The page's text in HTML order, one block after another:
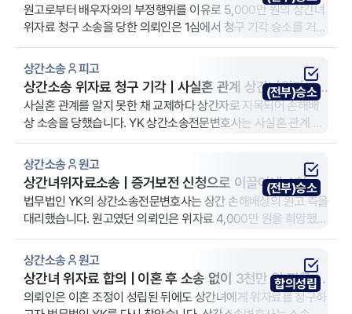
구 방어 사례
원고로부터 배우자와의 부정행위를 이유로 5,000만 원의 상간녀
위자료 청구 소송을 당한 의뢰인은 1심에서 청구 기각 승소를 거뒀
습니다. 원고가 항소를 제기하자 YK 상간소송전문변호사는 증거
부족과 법리적 반박으로 항소를 기각하고 1심 판결을 확정했습니
다.
상간소송 피고
상간소송 위자료 청구 기각 | 사실혼 관계 상간녀위자료
전부 기각 사례
사실혼 관계를 알지 못한 채 교제하다 상간자로 지목되어 손해배
상 소송을 당했습니다. YK 상간소송전문변호사는 사실혼 관계 인
지 여부와 고의·과실 입증 부족을 중심으로 방어하여, 원고의 상간
소송 위자료 청구가 전부 기각되었습니다.
(전부)승소
상간소송 원고
상간녀위자료소송 | 증거보전 신청으로 이끌어낸 4천만
원 전액 인용 사례
법무법인 YK의 상간소송전문변호사는 상간 손해배상의 원고 측을
대리했습니다. 원고였던 의뢰인은 위자료 4,000만 원을 희망했고
전액 인정되었습니다.
(전부)승소
상간소송 원고
상간녀 위자료 합의 | 이혼 후 소송 없이 3천만 원 지급 받
은 사례
의뢰인은 이혼 조정이 성립된 뒤에도 상간녀에게 위자료를 청구하
합의성립